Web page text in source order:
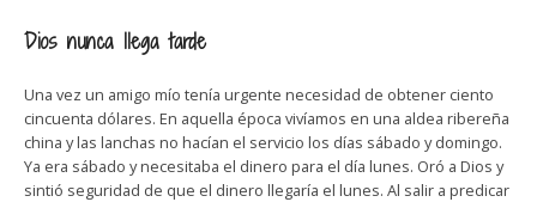
Dios nunca llega tarde
Una vez un amigo mío tenía urgente necesidad de obtener ciento
cincuenta dólares. En aquella época vivíamos en una aldea ribereña
china y las lanchas no hacían el servicio los días sábado y domingo.
Ya era sábado y necesitaba el dinero para el día lunes. Oró a Dios y
sintió seguridad de que el dinero llegaría el lunes. Al salir a predicar